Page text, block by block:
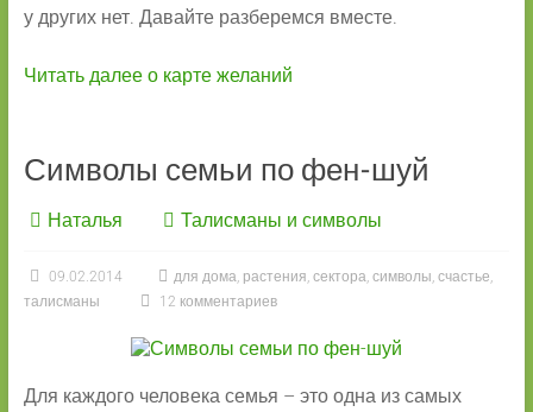
у других нет. Давайте разберемся вместе.
Читать далее о карте желаний
Символы семьи по фен-шуй
Наталья Талисманы и символы
09.02.2014 для дома, растения, сектора, символы, счастье,
талисманы
12 комментариев
Для каждого человека семья – это одна из самых